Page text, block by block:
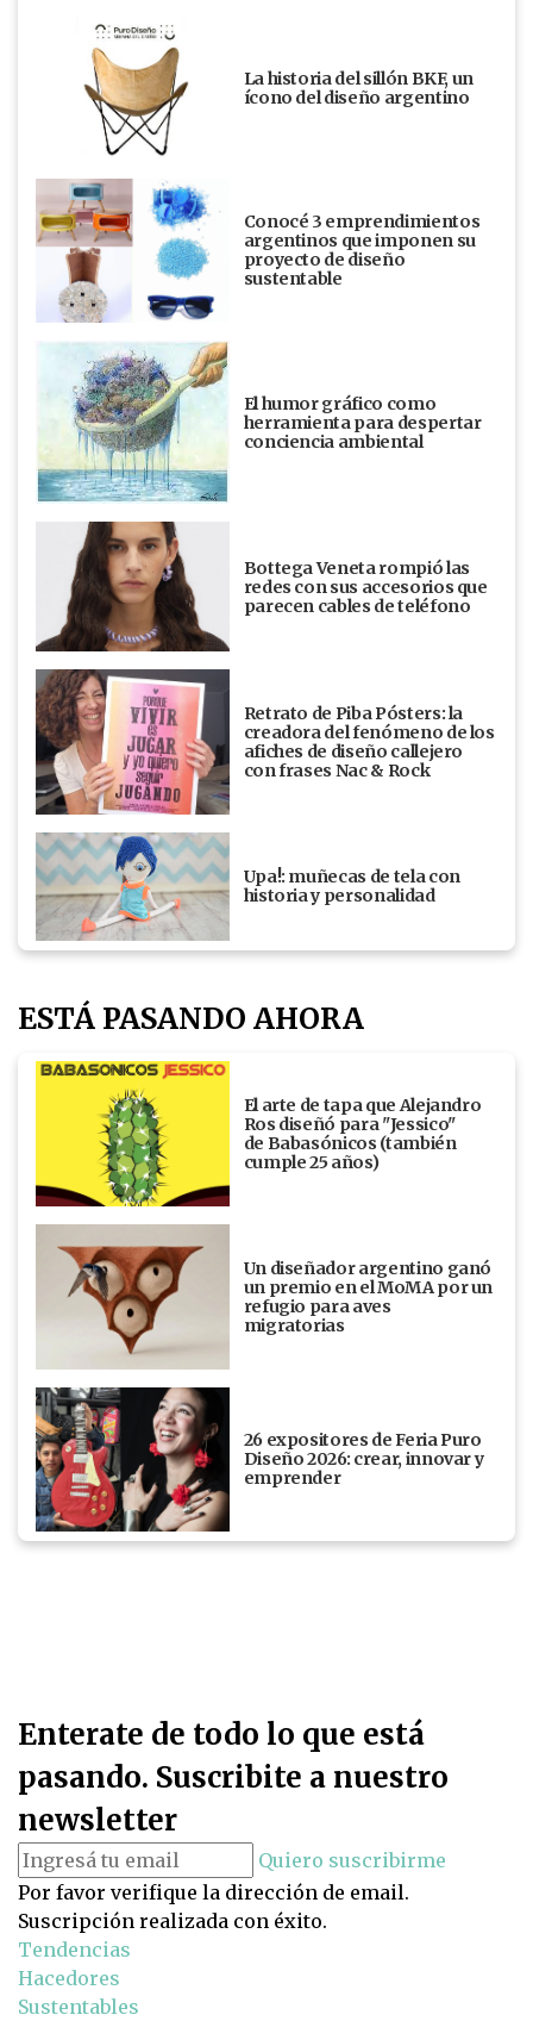
La historia del sillón BKF, un
ícono del diseño argentino
Conocé 3 emprendimientos
argentinos que imponen su
proyecto de diseño
sustentable
El humor gráfico como
herramienta para despertar
conciencia ambiental
Bottega Veneta rompió las
redes con sus accesorios que
parecen cables de teléfono
Retrato de Piba Pósters: la
creadora del fenómeno de los
afiches de diseño callejero
con frases Nac & Rock
Upa!: muñecas de tela con
historia y personalidad
ESTÁ PASANDO AHORA
El arte de tapa que Alejandro
Ros diseñó para "Jessico"
de Babasónicos (también
cumple 25 años)
Un diseñador argentino ganó
un premio en el MoMA por un
refugio para aves
migratorias
26 expositores de Feria Puro
Diseño 2026: crear, innovar y
emprender
Enterate de todo lo que está
pasando. Suscribite a nuestro
newsletter
Quiero suscribirme
Por favor verifique la dirección de email.
Suscripción realizada con éxito.
Tendencias
Hacedores
Sustentables